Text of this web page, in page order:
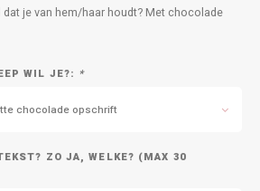
je van hem/haar houdt? Met chocolade
WIL JE?: *
chocolade opschrift
ZO JA, WELKE? (MAX 30